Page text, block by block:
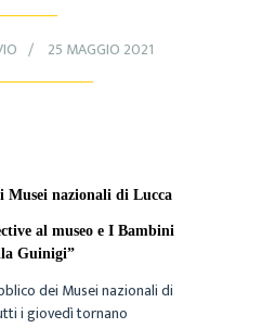
25 MAGGIO 2021
nazionali di Lucca
al museo e I Bambini
Guinigi”
dei Musei nazionali di
i giovedì tornano